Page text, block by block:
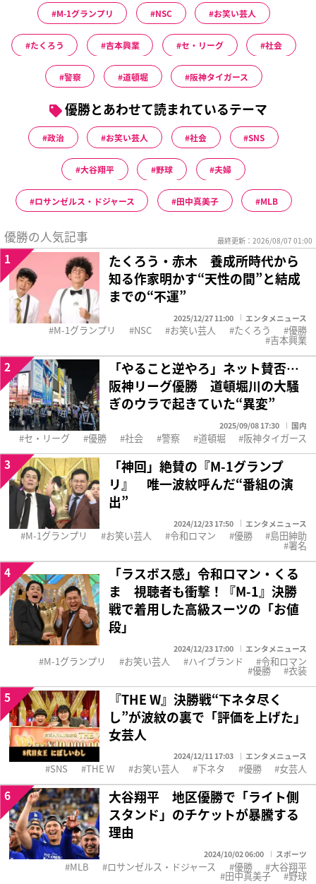
M-1グランプリ NSC お笑い芸人
たくろう 吉本興業 セ・リーグ 社会
警察 道頓堀 阪神タイガース
優勝とあわせて読まれているテーマ
政治 お笑い芸人 社会 SNS
大谷翔平 野球 夫婦
ロサンゼルス・ドジャース 田中真美子 MLB
優勝の人気記事 最終更新：2026/08/07 01:00
たくろう・赤木 養成所時代から
知る作家明かす“天性の間”と結成
までの“不運”
2025/12/27 11:00 エンタメニュース
1
M-1グランプリ NSC お笑い芸人 たくろう 優勝
吉本興業
「やること逆やろ」ネット賛否…
阪神リーグ優勝 道頓堀川の大騒
ぎのウラで起きていた“異変”
2025/09/08 17:30 国内
2
セ・リーグ 優勝 社会 警察 道頓堀 阪神タイガース
「神回」絶賛の『M-1グランプ
リ』 唯一波紋呼んだ“番組の演
出”
2024/12/23 17:50 エンタメニュース
3
M-1グランプリ お笑い芸人 令和ロマン 優勝 島田紳助
署名
「ラスボス感」令和ロマン・くる
ま 視聴者も衝撃！『M-1』決勝
戦で着用した高級スーツの「お値
段」
2024/12/23 17:00 エンタメニュース
4
M-1グランプリ お笑い芸人 ハイブランド 令和ロマン
優勝 衣装
『THE W』決勝戦“下ネタ尽く
し”が波紋の裏で「評価を上げた」
女芸人
2024/12/11 17:03 エンタメニュース
5
SNS THE W お笑い芸人 下ネタ 優勝 女芸人
大谷翔平 地区優勝で「ライト側
スタンド」のチケットが暴騰する
理由
2024/10/02 06:00 スポーツ
6
MLB ロサンゼルス・ドジャース 優勝 大谷翔平
田中真美子 野球